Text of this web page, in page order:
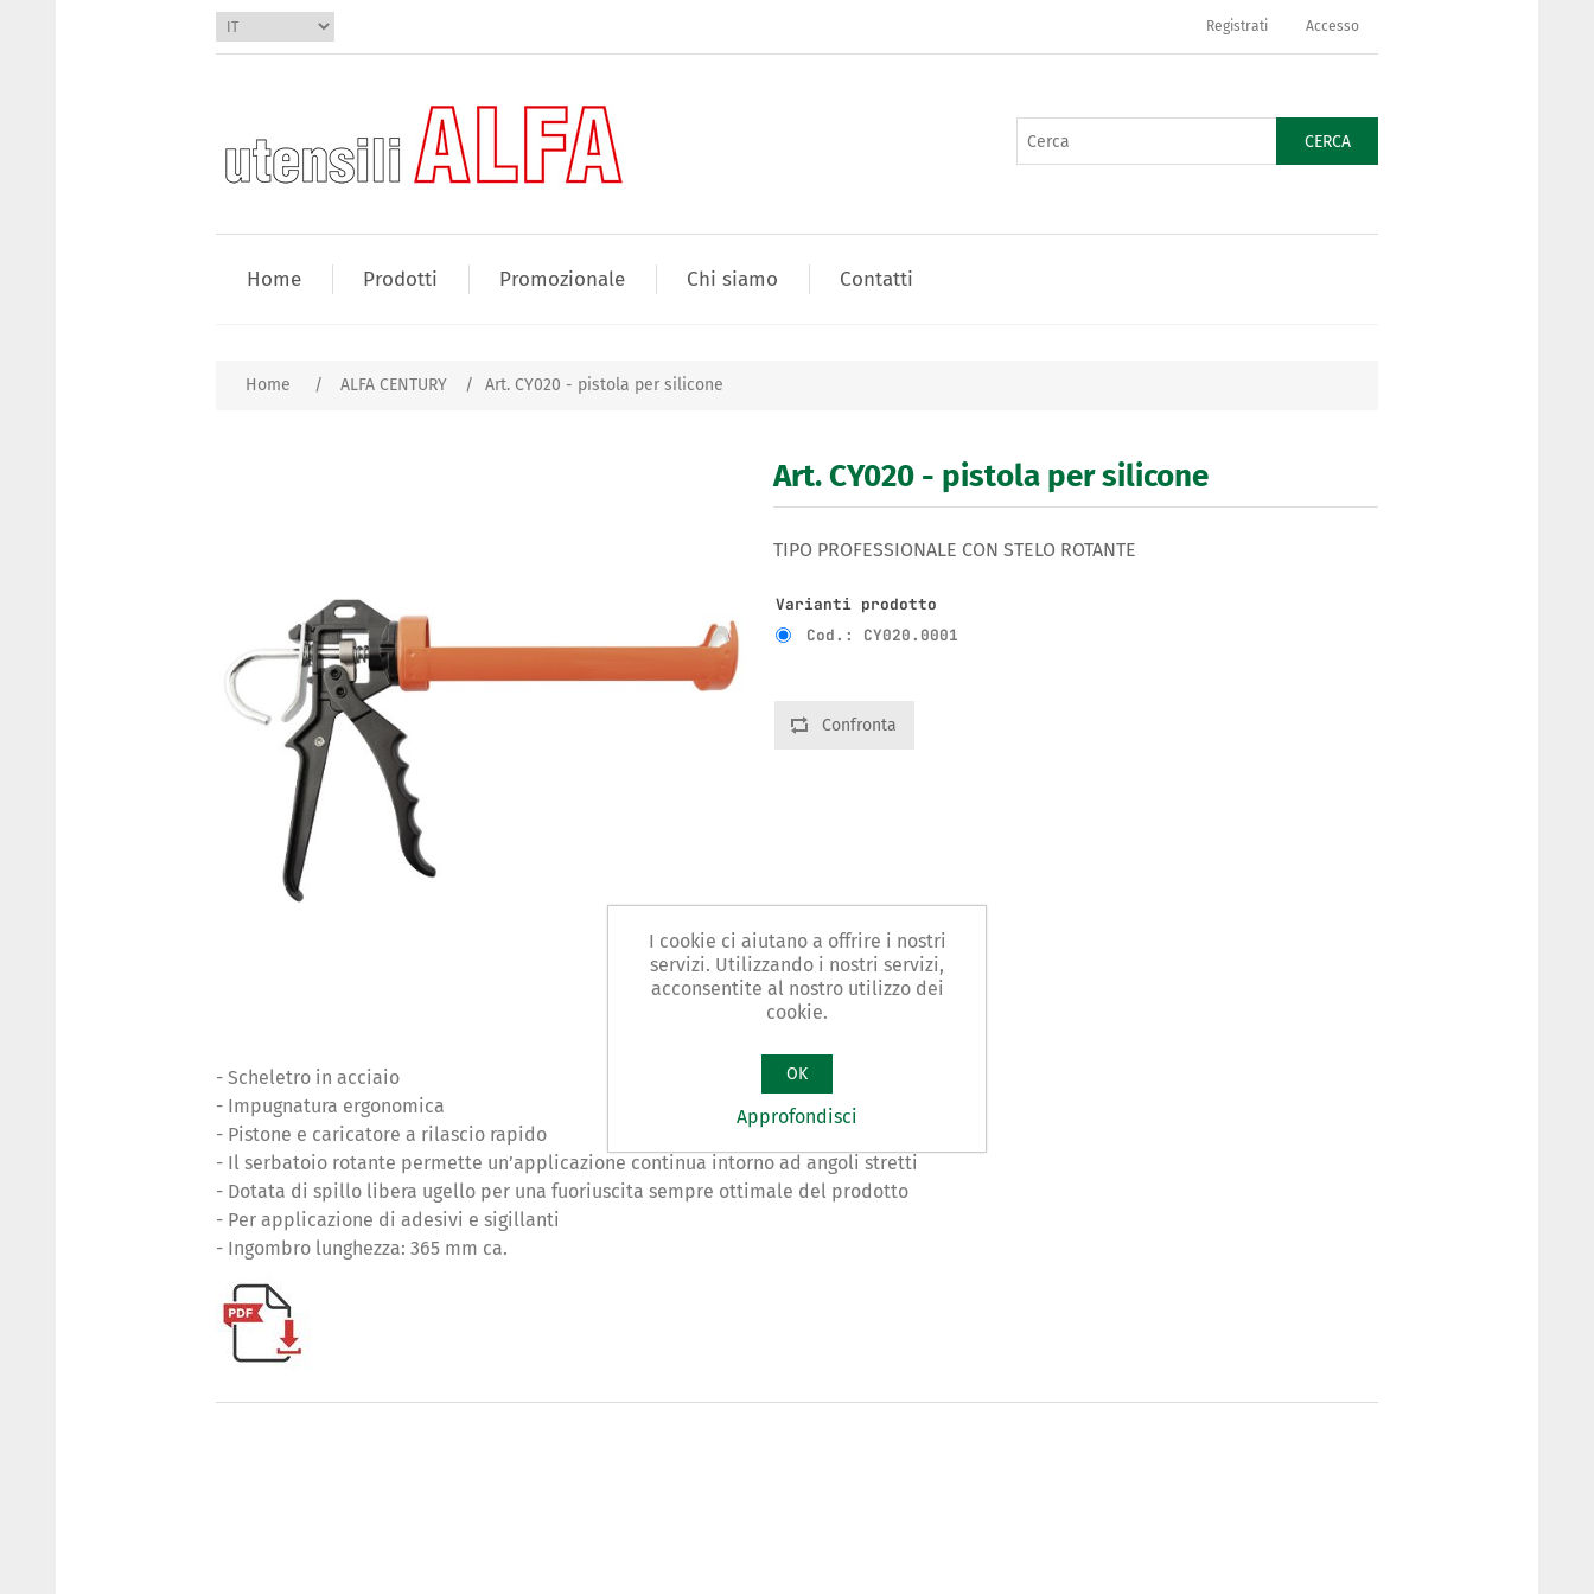
Registrati Accesso
CERCA
Home Prodotti Promozionale Chi siamo Contatti
Home / ALFA CENTURY / Art. CY020 - pistola per silicone
Art. CY020 - pistola per silicone
TIPO PROFESSIONALE CON STELO ROTANTE
Varianti prodotto
Cod.: CY020.0001
Confronta
- Scheletro in acciaio
- Impugnatura ergonomica
- Pistone e caricatore a rilascio rapido
- Il serbatoio rotante permette un’applicazione continua intorno ad angoli stretti
- Dotata di spillo libera ugello per una fuoriuscita sempre ottimale del prodotto
- Per applicazione di adesivi e sigillanti
- Ingombro lunghezza: 365 mm ca.
I cookie ci aiutano a offrire i nostri
servizi. Utilizzando i nostri servizi,
acconsentite al nostro utilizzo dei
cookie.
OK
Approfondisci